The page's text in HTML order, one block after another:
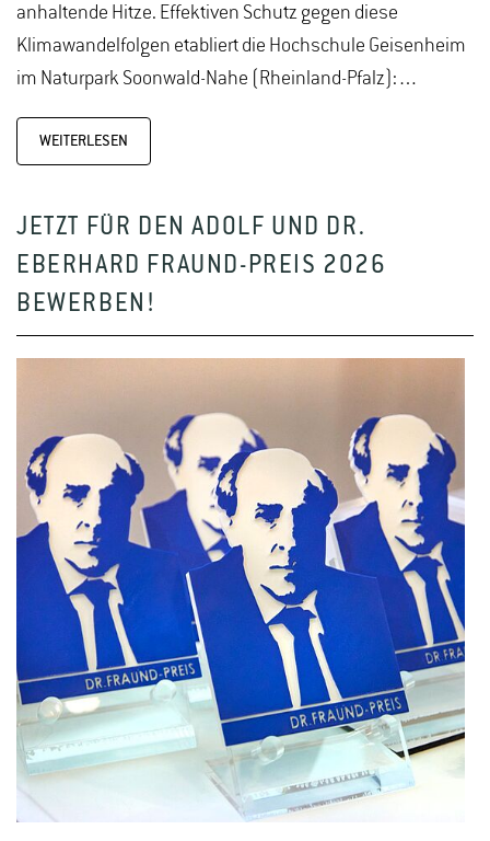
anhaltende Hitze. Effektiven Schutz gegen diese
Klimawandelfolgen etabliert die Hochschule Geisenheim
im Naturpark Soonwald-Nahe (Rheinland-Pfalz):…
WEITERLESEN
JETZT FÜR DEN ADOLF UND DR.
EBERHARD FRAUND-PREIS 2026
BEWERBEN!